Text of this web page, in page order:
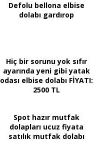
Defolu bellona elbise
dolabı gardırop
Hiç bir sorunu yok sıfır
ayarında yeni gibi yatak
odası elbise dolabı FİYATI:
2500 TL
Spot hazır mutfak
dolapları ucuz fiyata
satılık mutfak dolabı